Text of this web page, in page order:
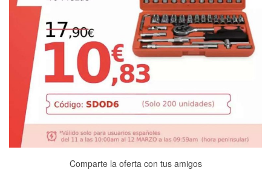
Comparte la oferta con tus amigos